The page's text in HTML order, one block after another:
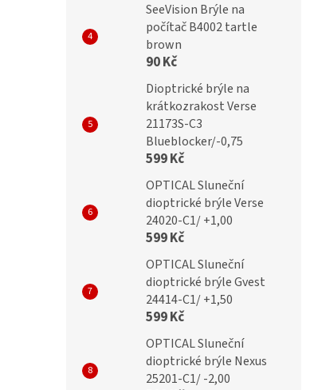
SeeVision Brýle na
počítač B4002 tartle
brown
90 Kč
Dioptrické brýle na
krátkozrakost Verse
21173S-C3
Blueblocker/-0,75
599 Kč
OPTICAL Sluneční
dioptrické brýle Verse
24020-C1/ +1,00
599 Kč
OPTICAL Sluneční
dioptrické brýle Gvest
24414-C1/ +1,50
599 Kč
OPTICAL Sluneční
dioptrické brýle Nexus
25201-C1/ -2,00
OPTICAL Dioptrické
Gvest 21404-C1/ +0,75
399 Kč